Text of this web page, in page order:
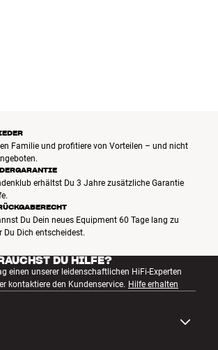
Familie und profitiere von Vorteilen – und nicht
erhältst Du 3 Jahre zusätzliche Garantie
Du Dein neues Equipment 60 Tage lang zu
Du Dich entscheidest.
DU HILFE?
einen unserer leidenschaftlichen HiFi-Experten
kontaktiere den Kundenservice. Hilfe erhalten